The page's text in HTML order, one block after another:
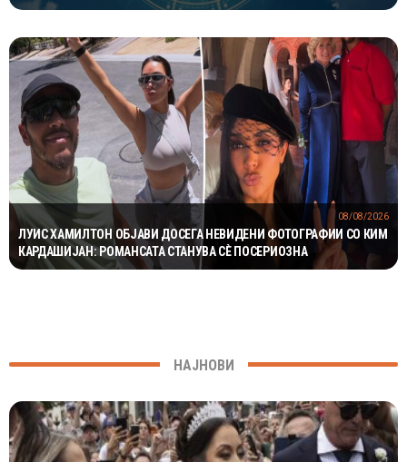
ОДЛИЧЕН ДЕН ЗА ХАРМОНИЈА
ЛУИС ХАМИЛТОН ОБЈАВИ ДОСЕГА НЕВИДЕНИ ФОТОГРАФИИ СО КИМ
КАРДАШИЈАН: РОМАНСАТА СТАНУВА СÈ ПОСЕРИОЗНА
08/08/2026
НАЈНОВИ